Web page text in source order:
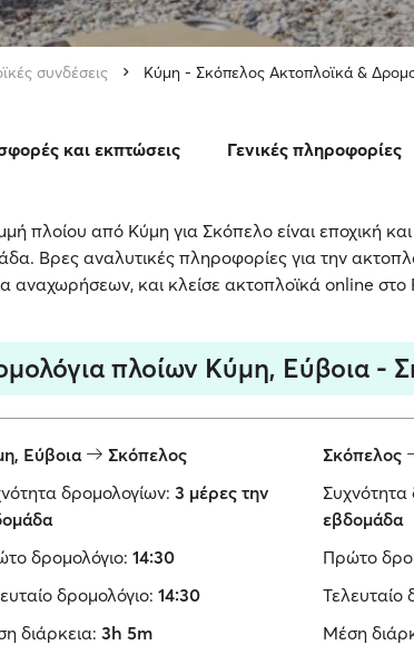
συνδέσεις Κύμη - Σκόπελος Ακτοπλοϊκά &
και εκπτώσεις Γενικές πληροφορίες
πλοίου από Κύμη για Σκόπελο είναι εποχική
Βρες αναλυτικές πληροφορίες για την
αναχωρήσεων, και κλείσε ακτοπλοϊκά online
πλοίων Κύμη, Εύβοια -
Εύβοια
Σκόπελος
δρομολογίων: 3 μέρες την
δρομολόγιο: 14:30
δρομολόγιο: 14:30
διάρκεια: 3h 5m
Σκόπελος
Συχνότητα
εβδομάδα
Πρώτο
Τελευταίο
Μέση